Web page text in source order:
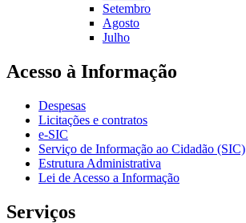
Setembro
Agosto
Julho
Acesso à Informação
Despesas
Licitações e contratos
e-SIC
Serviço de Informação ao Cidadão (SIC)
Estrutura Administrativa
Lei de Acesso a Informação
Serviços